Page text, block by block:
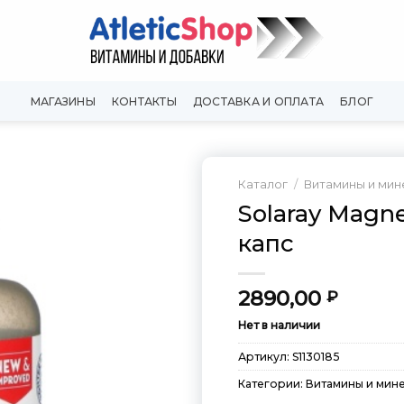
МАГАЗИНЫ КОНТАКТЫ ДОСТАВКА И ОПЛАТА БЛОГ
Каталог / Витамины и
Solaray
капс
2890,00 ₽
Нет в наличии
Артикул: S1130185
Категории: Витамины и